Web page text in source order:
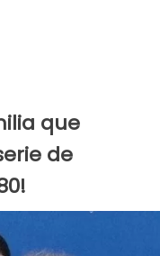
que
de